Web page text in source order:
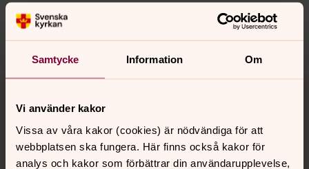
Samtycke Information Om
Vi använder kakor
Vissa av våra kakor (cookies) är nödvändiga för att
webbplatsen ska fungera. Här finns också kakor för
analys och kakor som förbättrar din användarupplevelse,
nora.tarnsjo.forsamling@svenskakyrkan.se
Dela
Tillbaka till toppen
Tillbaka till innehållet
Kontakt